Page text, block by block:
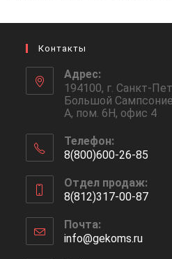
Контакты
Адрес:
194100, г. Санкт-
Большой
А, пом. 6Н, офис 4
Телефон:
8(800)600-26-85
Отдел продаж:
8(812)317-00-87
Почта:
info@gekoms.ru